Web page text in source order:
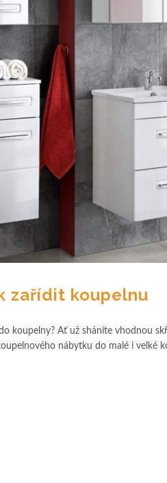
zařídit koupelnu
koupelny? Ať už sháníte vhodnou
nábytku do malé i velké